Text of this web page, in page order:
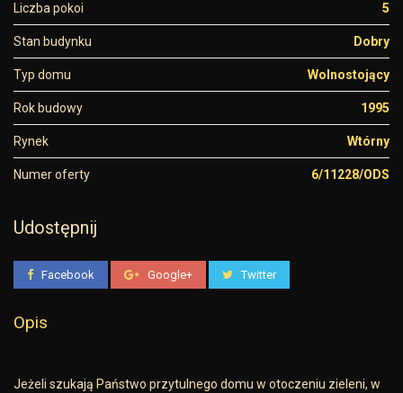
Liczba pokoi 5
Stan budynku Dobry
Typ domu Wolnostojący
Rok budowy 1995
Rynek Wtórny
Numer oferty 6/11228/ODS
Udostępnij
Facebook Google+ Twitter
Opis
Jeżeli szukają Państwo przytulnego domu w otoczeniu zieleni, w